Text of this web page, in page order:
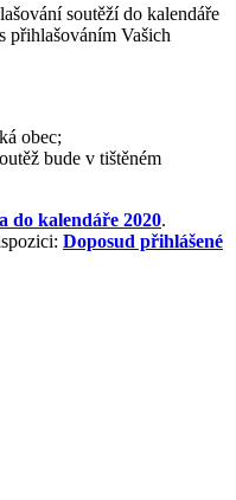
soutěží do kalendáře
přihlašováním Vašich
obec;
bude v tištěném
do kalendáře 2020.
Doposud přihlášené